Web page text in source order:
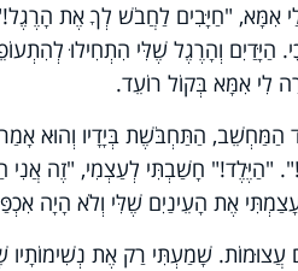
אִמָּא, "חַיָּבִים לַחֲבֹשׁ לְךָ אֶת
הַיָּדַיִם וְהָרֶגֶל שֶׁלִּי הִתְחִילוּ
לִי אִמָּא בְּקוֹל רוֹעֵד.
הַמַּחְשֵׁב, הַתַּחְבֹּשֶׁת בְּיָדָיו וְהוּא
"הַיֶּלֶד!" חָשַׁבְתִּי לְעַצְמִי, "זֶה אֲנִי
אֶת הָעֵינַיִם שֶׁלִּי וְלֹא הָיָה
שָׁמַעְתִּי רַק אֶת נְשִׁימוֹתָיו